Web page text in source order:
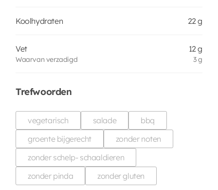
Koolhydraten 22 g
Vet 12 g
Waarvan verzadigd 3 g
Trefwoorden
vegetarisch salade
bbq
groente bijgerecht
zonder noten
zonder schelp- schaaldieren
zonder pinda
zonder gluten